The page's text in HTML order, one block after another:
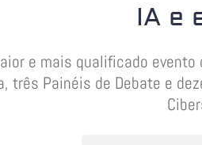
IA e
e mais qualificado
três Painéis de Debate e